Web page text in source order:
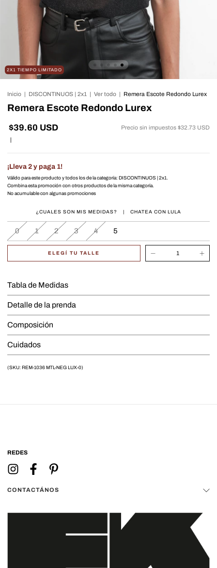
2X1 TIEMPO LIMITADO
Inicio | DISCONTINUOS | 2x1 | Ver todo | Remera Escote Redondo Lurex
Remera Escote Redondo Lurex
$39.60 USD Precio sin impuestos $32.73 USD
|
¡Lleva 2 y paga 1!
Válido para este producto y todos los de la categoría: DISCONTINUOS | 2x1.
Combina esta promoción con otros productos de la misma categoría.
No acumulable con algunas promociones
0 1 2 3 4 5
¿CUALES SON MIS MEDIDAS? CHATEA CON LULA
ELEGÍ TU TALLE
Tabla de Medidas
Detalle de la prenda
Composición
Cuidados
(SKU: REM-1036 MTL-NEG LUX-0)
REDES
CONTACTÁNOS